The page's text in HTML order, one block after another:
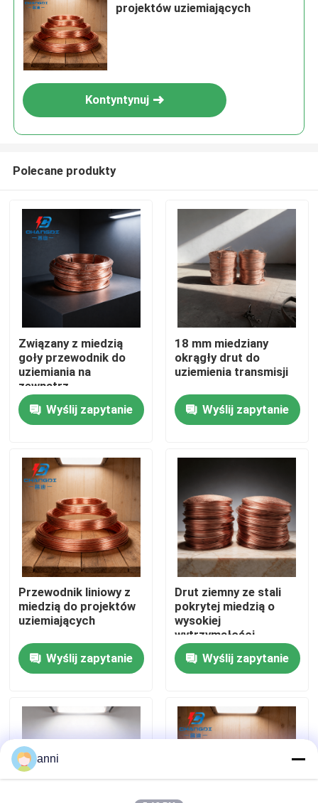
Dom
Filmy
O nas
Wycieczka po fabryce
Kontrola jakości
Skontaktuj się z nami
Aktualności
Wszystkie przypadki
projektów uziemiających
Kontyntynuj
Polecane produkty
Związany z miedzią
goły przewodnik do
uziemiania na
zewnątrz
Wyślij zapytanie
18 mm miedziany
okrągły drut do
uziemienia transmisji
Wyślij zapytanie
Przewodnik liniowy z
miedzią do projektów
uziemiających
Wyślij zapytanie
Drut ziemny ze stali
pokrytej miedzią o
wysokiej
wytrzymałości
Wyślij zapytanie
anni